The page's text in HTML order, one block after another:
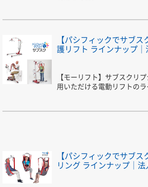
【パシフィックでサブ
護リフト ラインナップ｜
【モーリフト】サブスクリ
用いただける電動リフトの
【パシフィックでサブ
リング ラインナップ｜法